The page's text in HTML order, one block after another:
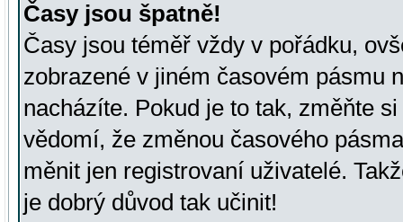
Časy jsou špatně!
Časy jsou téměř vždy v pořádku,
zobrazené v jiném časovém pásmu
nacházíte. Pokud je to tak, změňte
vědomí, že změnou časového
měnit jen registrovaní uživatelé.
je dobrý důvod tak učinit!